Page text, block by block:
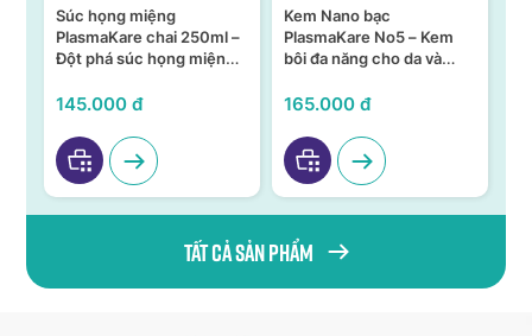
Súc họng miệng
PlasmaKare chai 250ml –
Đột phá súc họng miệng
145.000 đ
Kem Nano bạc
PlasmaKare No5 – Kem
bôi đa năng cho da và
165.000 đ
Tất cả sản phẩm